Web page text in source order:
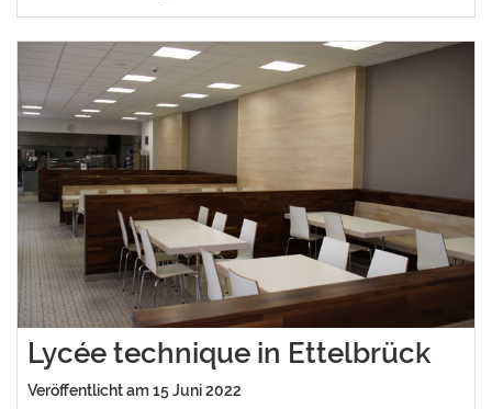
Lycée technique in Ettelbrück
Veröffentlicht am 15 Juni 2022